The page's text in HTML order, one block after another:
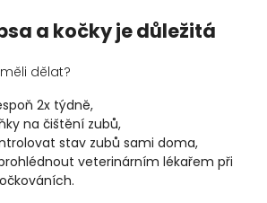
a kočky je důležitá
dělat?
2x týdně,
na čištění zubů,
stav zubů sami doma,
veterinárním lékařem při